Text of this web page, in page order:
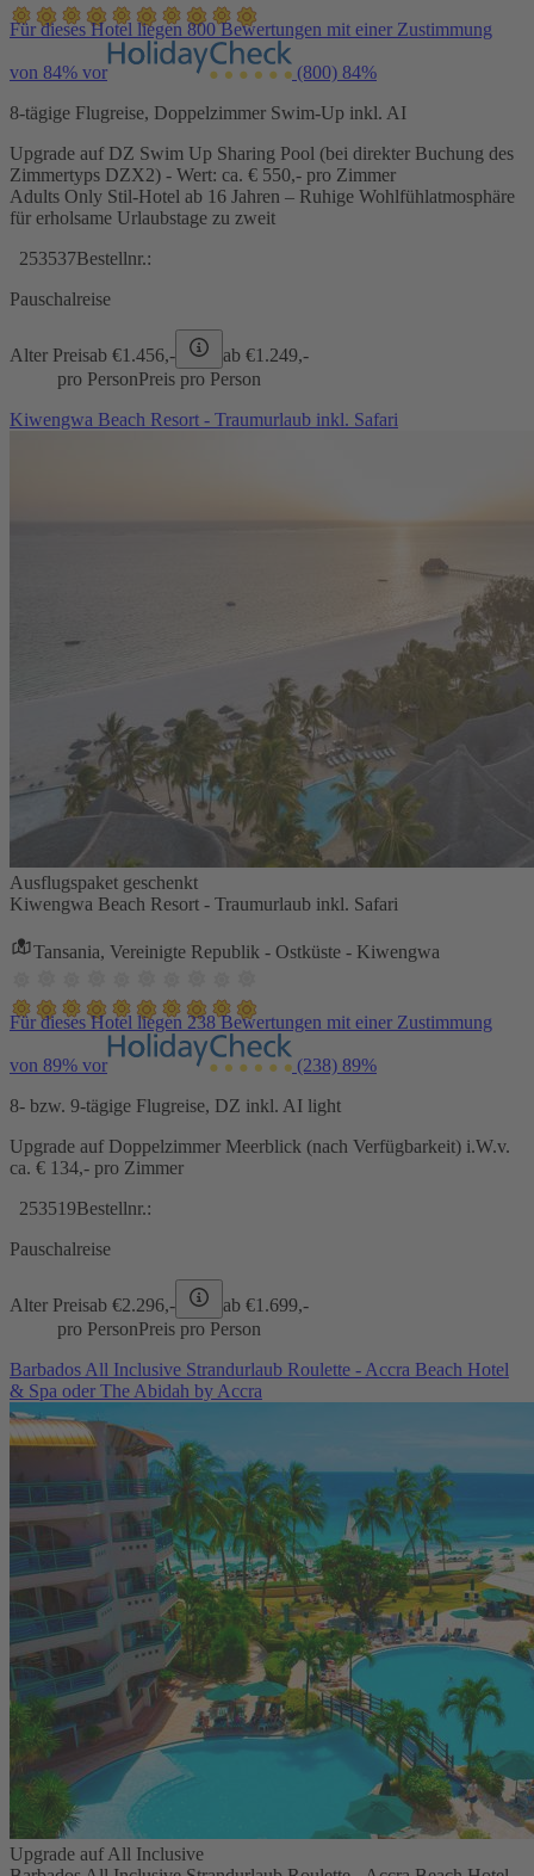
Für dieses Hotel liegen 800 Bewertungen mit einer Zustimmung
von 84% vor (800) 84%
8-tägige Flugreise, Doppelzimmer Swim-Up inkl. AI
Upgrade auf DZ Swim Up Sharing Pool (bei direkter Buchung des
Zimmertyps DZX2) - Wert: ca. € 550,- pro Zimmer
Adults Only Stil-Hotel ab 16 Jahren – Ruhige Wohlfühlatmosphäre
für erholsame Urlaubstage zu zweit
253537Bestellnr.:
Pauschalreise
Alter Preisab €1.456,- ab €1.249,-
pro PersonPreis pro Person
Kiwengwa Beach Resort - Traumurlaub inkl. Safari
Ausflugspaket geschenkt
Kiwengwa Beach Resort - Traumurlaub inkl. Safari
Tansania, Vereinigte Republik - Ostküste - Kiwengwa
Für dieses Hotel liegen 238 Bewertungen mit einer Zustimmung
von 89% vor (238) 89%
8- bzw. 9-tägige Flugreise, DZ inkl. AI light
Upgrade auf Doppelzimmer Meerblick (nach Verfügbarkeit) i.W.v.
ca. € 134,- pro Zimmer
253519Bestellnr.:
Pauschalreise
Alter Preisab €2.296,- ab €1.699,-
pro PersonPreis pro Person
Barbados All Inclusive Strandurlaub Roulette - Accra Beach Hotel
& Spa oder The Abidah by Accra
Upgrade auf All Inclusive